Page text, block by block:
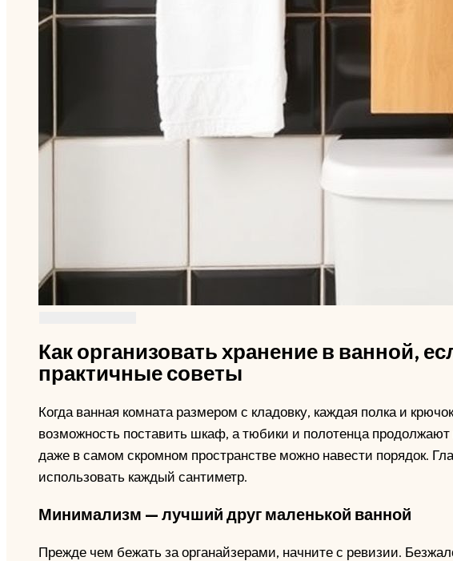
Как организовать хранение в ванной,
практичные советы
Когда ванная комната размером с кладовку, каждая полка и
возможность поставить шкаф, а тюбики и полотенца
даже в самом скромном пространстве можно навести порядок.
использовать каждый сантиметр.
Минимализм — лучший друг маленькой ванной
Прежде чем бежать за органайзерами, начните с ревизии.